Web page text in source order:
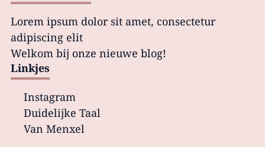
Lorem ipsum dolor sit amet, consectetur
adipiscing elit
Welkom bij onze nieuwe blog!
Linkjes
Instagram
Duidelijke Taal
Van Menxel